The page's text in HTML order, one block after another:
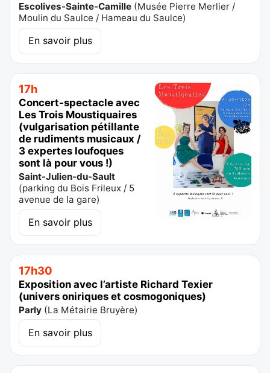
Escolives-Sainte-Camille (Musée Pierre Merlier /
Moulin du Saulce / Hameau du Saulce)
En savoir plus
17h
Concert-spectacle avec
Les Trois Moustiquaires
(vulgarisation pétillante
de rudiments musicaux /
3 expertes loufoques
sont là pour vous !)
Saint-Julien-du-Sault
(parking du Bois Frileux / 5
avenue de la gare)
En savoir plus
17h30
Exposition avec l’artiste Richard Texier
(univers oniriques et cosmogoniques)
Parly (La Métairie Bruyère)
En savoir plus